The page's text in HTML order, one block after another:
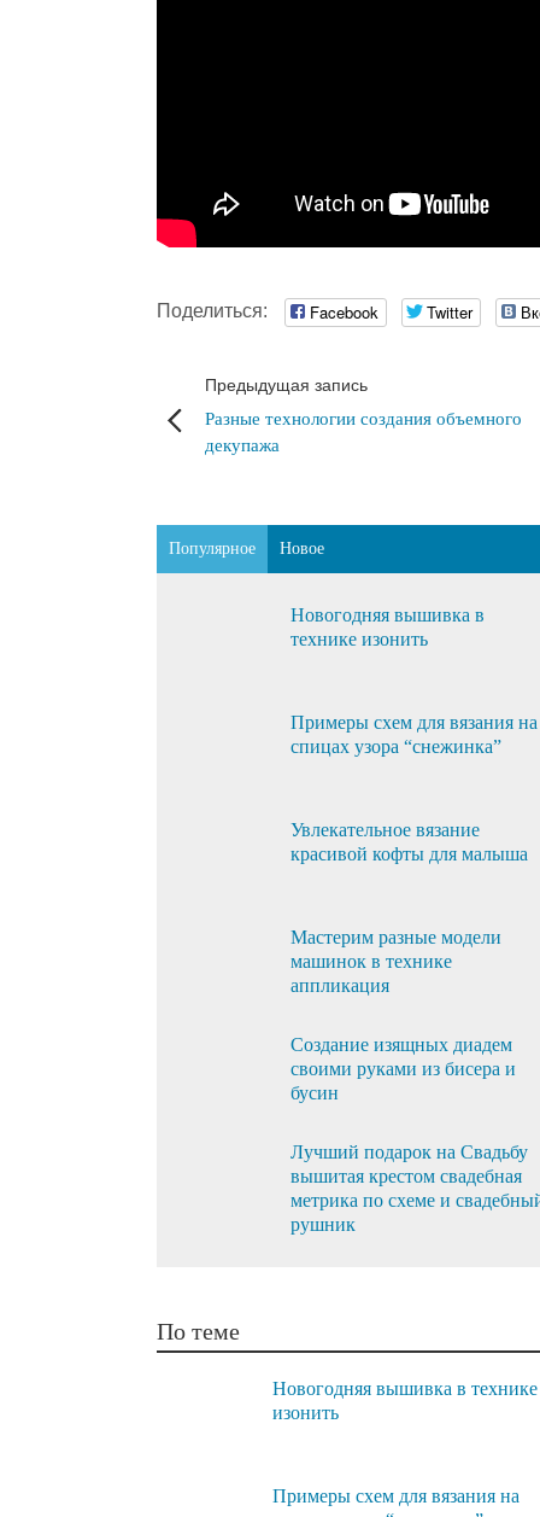
Поделиться: Facebook Twitter
Предыдущая запись
Разные технологии создания объемного
декупажа
Популярное Новое
Новогодняя вышивка в
технике изонить
Примеры схем для вязания на
спицах узора “снежинка”
Увлекательное вязание
красивой кофты для малыша
Мастерим разные модели
машинок в технике
аппликация
Создание изящных диадем
своими руками из бисера и
бусин
Лучший подарок на Свадьбу
вышитая крестом свадебная
метрика по схеме и
рушник
По теме
Новогодняя вышивка в технике
изонить
Примеры схем для вязания на